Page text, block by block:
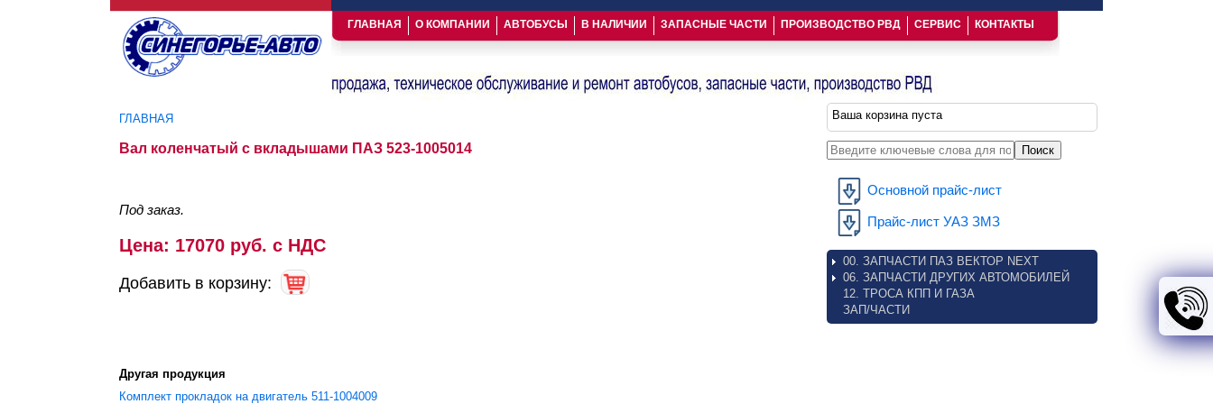
ГЛАВНАЯ О КОМПАНИИ АВТОБУСЫ В НАЛИЧИИ ЗАПАСНЫЕ ЧАСТИ ПРОИЗВОДСТВО РВД СЕРВИС КОНТАКТЫ
ГЛАВНАЯ
Вал коленчатый с вкладышами ПАЗ 523-1005014
Под заказ.
Цена: 17070 руб. с НДС
Добавить в корзину:
Другая продукция
Комплект прокладок на двигатель 511-1004009
Ваша корзина пуста
Введите ключевые слова для поиска
Основной прайс-лист
Прайс-лист УАЗ ЗМЗ
00. ЗАПЧАСТИ ПАЗ ВЕКТОР NEXT
06. ЗАПЧАСТИ ДРУГИХ АВТОМОБИЛЕЙ
12. ТРОСА КПП И ГАЗА
ЗАП/ЧАСТИ